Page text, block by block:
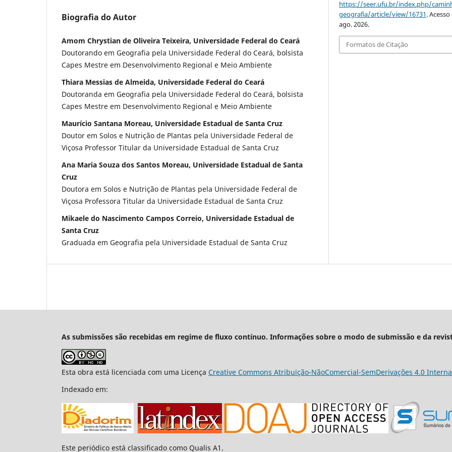
Biografia do Autor
Amom Chrystian de Oliveira Teixeira, Universidade Federal do Ceará
Doutorando em Geografia pela Universidade Federal do Ceará, bolsista
Capes Mestre em Desenvolvimento Regional e Meio Ambiente
Thiara Messias de Almeida, Universidade Federal do Ceará
Doutoranda em Geografia pela Universidade Federal do Ceará, bolsista
Capes Mestre em Desenvolvimento Regional e Meio Ambiente
Maurício Santana Moreau, Universidade Estadual de Santa Cruz
Doutor em Solos e Nutrição de Plantas pela Universidade Federal de
Viçosa Professor Titular da Universidade Estadual de Santa Cruz
Ana Maria Souza dos Santos Moreau, Universidade Estadual de Santa
Cruz
Doutora em Solos e Nutrição de Plantas pela Universidade Federal de
Viçosa Professora Titular da Universidade Estadual de Santa Cruz
Mikaele do Nascimento Campos Correio, Universidade Estadual de
Santa Cruz
Graduada em Geografia pela Universidade Estadual de Santa Cruz
https://seer.ufu.br/index.php/
geografia/article/view/16731.
ago. 2026.
Formatos de Citação
As submissões são recebidas em regime de fluxo contínuo. Informações sobre o modo de submissão e da
Esta obra está licenciada com uma Licença Creative Commons Atribuição-NãoComercial-SemDerivações 4.0
Indexado em:
Este periódico está classificado como Qualis A1.